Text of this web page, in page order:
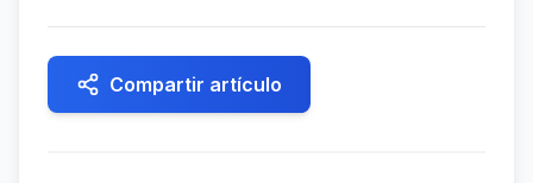
Compartir artículo